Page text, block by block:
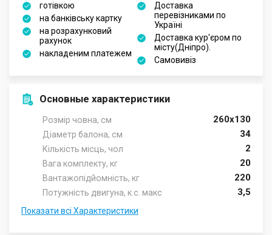
готівкою
на банківську картку
на розрахунковий
рахунок
накладеним платежем
Доставка
перевізниками по
Україні
Доставка кур'єром по
місту(Дніпро).
Самовивіз
Основные характеристики
Розмір човна, см 260х130
Діаметр балона, см 34
Кількість місць, чол 2
Вага комплекту, кг 20
Вантажопідйомність, кг 220
Потужність двигуна, к.с. макс 3,5
Показати всі Характеристики